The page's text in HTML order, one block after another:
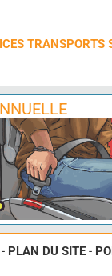
TRANSPORTS
- PLAN DU SITE -